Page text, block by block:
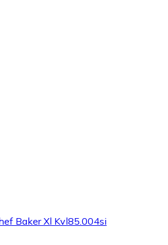
Baker Xl Kvl85.004si